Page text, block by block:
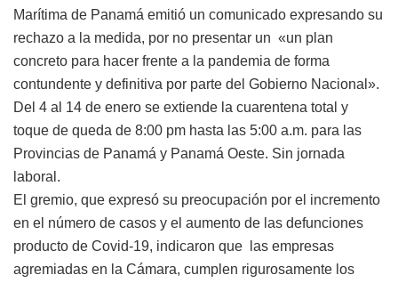
Marítima de Panamá emitió un comunicado expresando su
rechazo a la medida, por no presentar un «un plan
concreto para hacer frente a la pandemia de forma
contundente y definitiva por parte del Gobierno Nacional».
Del 4 al 14 de enero se extiende la cuarentena total y
toque de queda de 8:00 pm hasta las 5:00 a.m. para las
Provincias de Panamá y Panamá Oeste. Sin jornada
laboral.
El gremio, que expresó su preocupación por el incremento
en el número de casos y el aumento de las defunciones
producto de Covid-19, indicaron que las empresas
agremiadas en la Cámara, cumplen rigurosamente los